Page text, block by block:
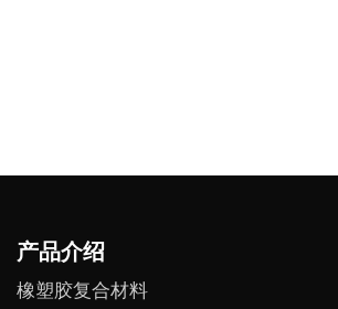
产品介绍
橡塑胶复合材料